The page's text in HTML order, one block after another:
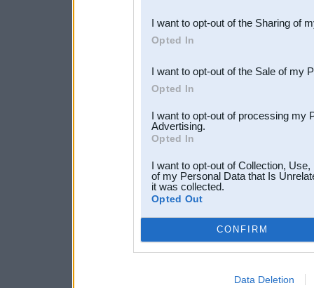
Downstream Participants
third parties.
I want to opt-out of the Sharing of
Opted In
I want to opt-out of the Sale of my
Opted In
I want to opt-out of processing my
Advertising.
Opted In
I want to opt-out of Collection,
of my Personal Data that Is
it was collected.
Opted Out
CONFIRM
Data Deletion